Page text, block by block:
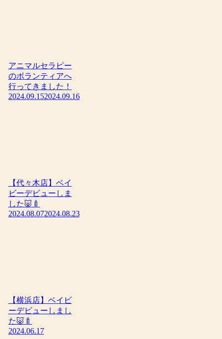
アニマルセラピー
のボランティアへ
行ってきました！
2024.09.152024.09.16
【代々木店】ベイ
ビーデビューしま
した🐷🍼
2024.08.072024.08.23
【横浜店】ベイビ
ーデビューしまし
た🐷🍼
2024.06.17